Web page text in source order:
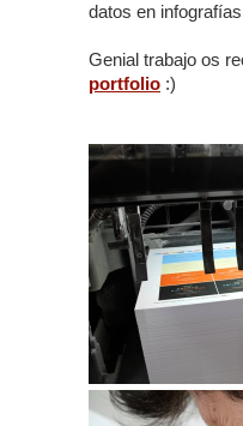
datos en
Genial trabajo os
portfolio :)